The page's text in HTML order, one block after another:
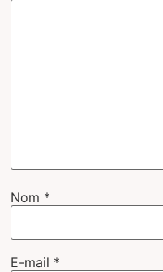
Nom *
E-mail *